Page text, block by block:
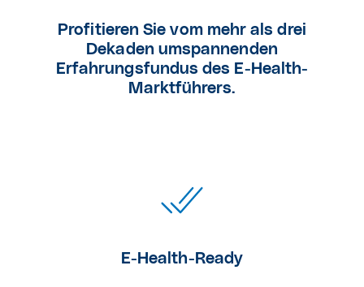
Profitieren Sie vom mehr als drei
Dekaden umspannenden
Erfahrungsfundus des E-Health-
Marktführers.
E-Health-Ready